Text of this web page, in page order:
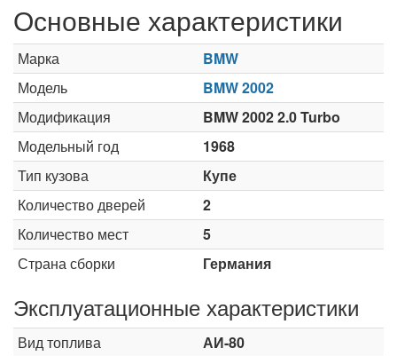
Основные характеристики
Марка
BMW
Модель
BMW 2002
Модификация
BMW 2002 2.0 Turbo
Модельный год
1968
Тип кузова
Купе
Количество дверей
2
Количество мест
5
Страна сборки
Германия
Эксплуатационные характеристики
Вид топлива
АИ-80